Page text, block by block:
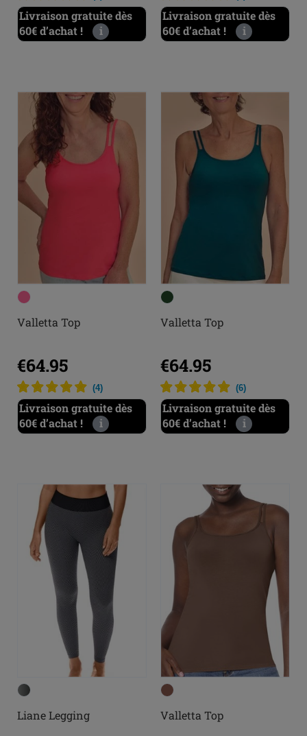
Livraison gratuite dès
60€ d’achat !
i
Livraison gratuite dès
60€ d’achat !
i
Valletta Top
€64.95
(4)
Livraison gratuite dès
60€ d’achat !
i
Valletta Top
€64.95
(6)
Livraison gratuite dès
60€ d’achat !
i
Liane Legging Valletta Top